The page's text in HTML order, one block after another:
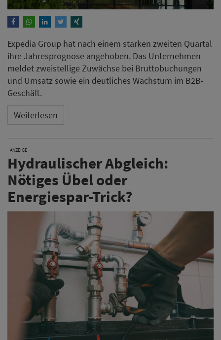
Expedia Group hat nach einem starken zweiten Quartal
ihre Jahresprognose angehoben. Das Unternehmen
meldet zweistellige Zuwächse bei Bruttobuchungen
und Umsatz sowie ein deutliches Wachstum im B2B-
Geschäft.
Weiterlesen
ANZEIGE
Hydraulischer Abgleich:
Nötiges Übel oder
Energiespar-Trick?